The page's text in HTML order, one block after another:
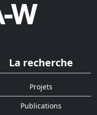
La recherche
Projets
Publications